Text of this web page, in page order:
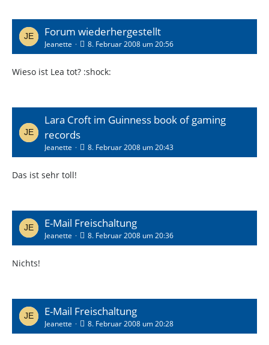
Forum wiederhergestellt
Jeanette 8. Februar 2008 um 20:56
Wieso ist Lea tot? :shock:
Lara Croft im Guinness book of gaming
records
Jeanette 8. Februar 2008 um 20:43
Das ist sehr toll!
E-Mail Freischaltung
Jeanette 8. Februar 2008 um 20:36
Nichts!
E-Mail Freischaltung
Jeanette 8. Februar 2008 um 20:28